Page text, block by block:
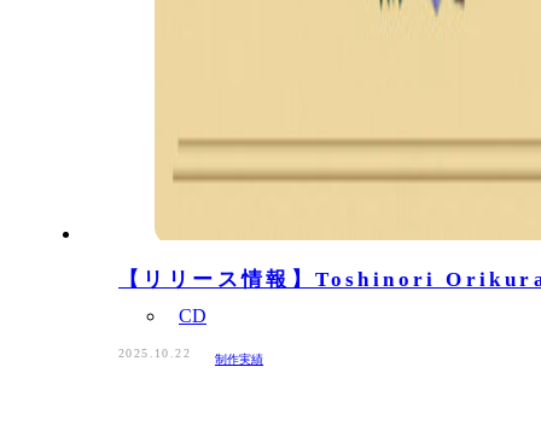
【リリース情報】Toshinori
CD
2025.10.22 制作実績